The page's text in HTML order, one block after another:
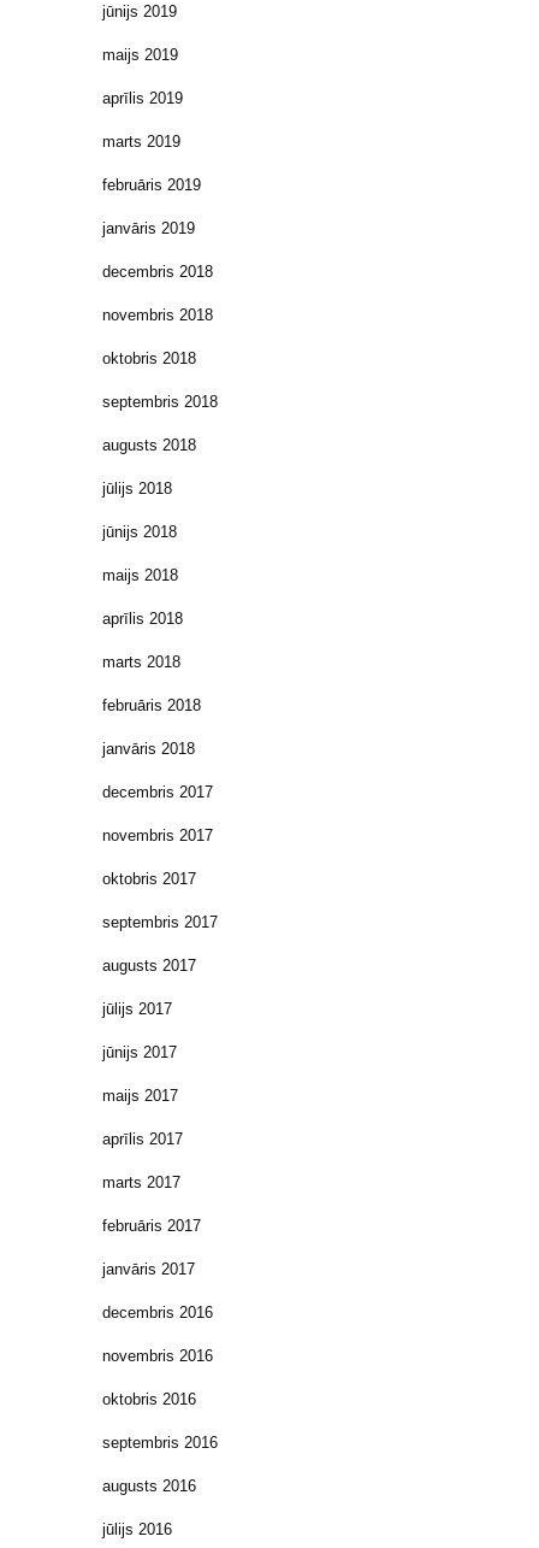
jūnijs 2019
maijs 2019
aprīlis 2019
marts 2019
februāris 2019
janvāris 2019
decembris 2018
novembris 2018
oktobris 2018
septembris 2018
augusts 2018
jūlijs 2018
jūnijs 2018
maijs 2018
aprīlis 2018
marts 2018
februāris 2018
janvāris 2018
decembris 2017
novembris 2017
oktobris 2017
septembris 2017
augusts 2017
jūlijs 2017
jūnijs 2017
maijs 2017
aprīlis 2017
marts 2017
februāris 2017
janvāris 2017
decembris 2016
novembris 2016
oktobris 2016
septembris 2016
augusts 2016
jūlijs 2016